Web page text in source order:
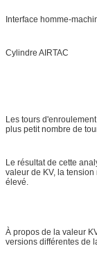
Interface homme-
Cylindre AIRTAC
Les tours
plus petit nombre de
Le résultat de cette
valeur de KV, la
élevé.
À propos de la valeur
versions différentes de